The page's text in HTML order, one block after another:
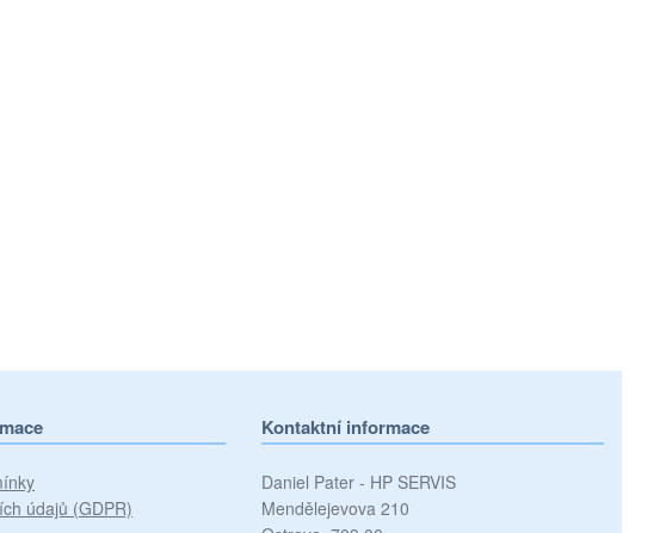
údajů (GDPR)
Kontaktní informace
Daniel Pater - HP SERVIS
Mendělejevova 210